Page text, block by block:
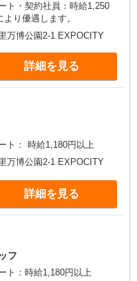
ト・契約社員：時給1,250
り優遇します。
万博公園2-1 EXPOCITY
詳細を見る
ト： 時給1,180円以上
万博公園2-1 EXPOCITY
詳細を見る
フ
ト：時給1,180円以上